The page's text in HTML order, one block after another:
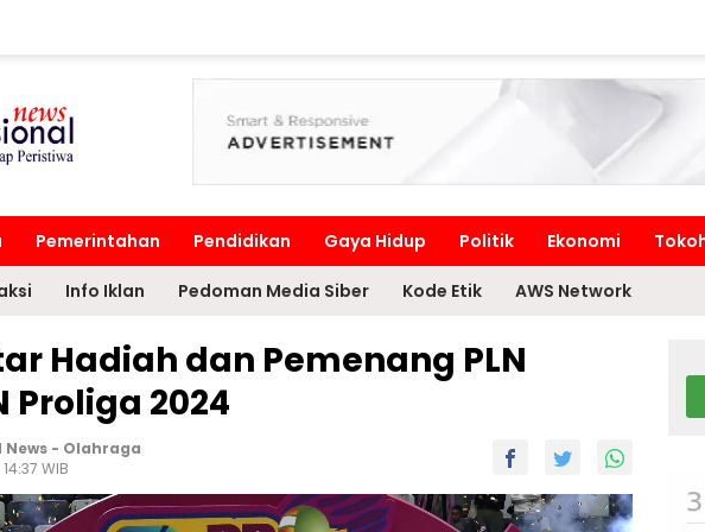
Pemerintahan Pendidikan Gaya Hidup Politik Ekonomi
Info Iklan Pedoman Media Siber Kode Etik AWS Network
Hadiah dan Pemenang PLN
Proliga 2024
- Olahraga
WIB